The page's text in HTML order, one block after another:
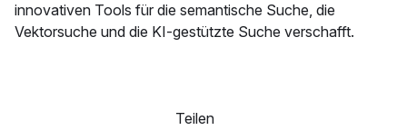
innovativen Tools für die semantische Suche, die
Vektorsuche und die KI-gestützte Suche verschafft.
Teilen